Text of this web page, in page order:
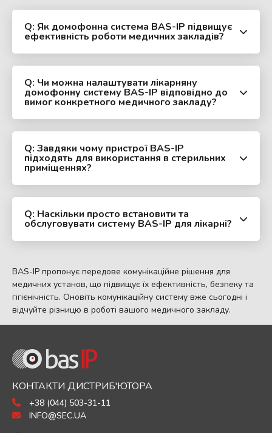
Q: Як домофонна система BAS-IP підвищує
ефективність роботи медичних закладів?
Q: Чи можна налаштувати лікарняну
домофонну систему BAS-IP відповідно до
вимог конкретного медичного закладу?
Q: Завдяки чому пристрої BAS-IP
підходять для використання в стерильних
приміщеннях?
Q: Наскільки просто встановити та
обслуговувати систему BAS-IP для лікарні?
BAS-IP пропонує передове комунікаційне рішення для
медичних установ, що підвищує їх ефективність, безпеку та
гігієнічність. Оновіть комунікаційну систему вже сьогодні і
відчуйте різницю в роботі вашого медичного закладу.
КОНТАКТИ ДИСТРИБ'ЮТОРА
+38 (044) 503-31-11
INFO@SEC.UA